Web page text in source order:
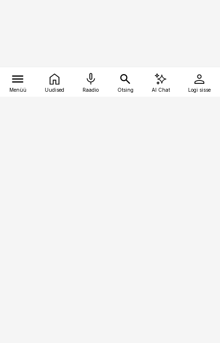
Menüü Uudised Raadio Otsing AI Chat Logi sisse